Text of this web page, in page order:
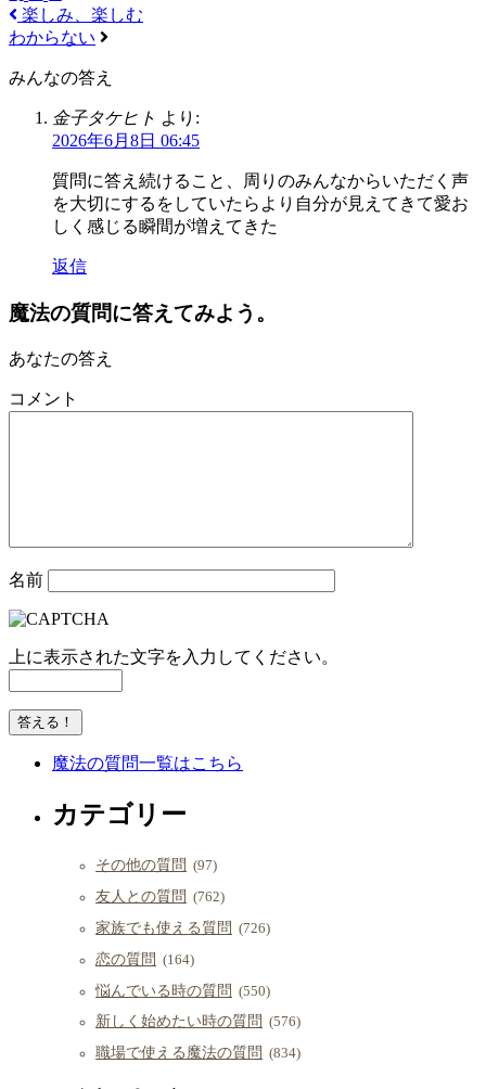
楽しみ、楽しむ
わからない
みんなの答え
金子タケヒト より:
2026年6月8日 06:45
質問に答え続けること、周りのみんなからいただく声
を大切にするをしていたらより自分が見えてきて愛お
しく感じる瞬間が増えてきた
返信
魔法の質問に答えてみよう。
あなたの答え
コメント
名前
上に表示された文字を入力してください。
魔法の質問一覧はこちら
カテゴリー
その他の質問 (97)
友人との質問 (762)
家族でも使える質問 (726)
恋の質問 (164)
悩んでいる時の質問 (550)
新しく始めたい時の質問 (576)
職場で使える魔法の質問 (834)